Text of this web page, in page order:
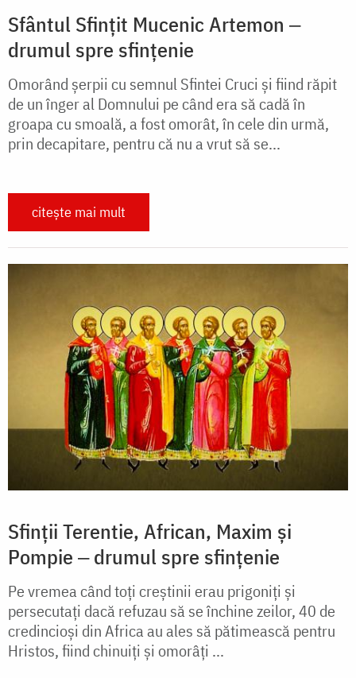
Sfântul Sfințit Mucenic Artemon ‒
drumul spre sfințenie
Omorând șerpii cu semnul Sfintei Cruci și fiind răpit
de un înger al Domnului pe când era să cadă în
groapa cu smoală, a fost omorât, în cele din urmă,
prin decapitare, pentru că nu a vrut să se...
citește mai mult
Sfinții Terentie, African, Maxim și
Pompie ‒ drumul spre sfințenie
Pe vremea când toți creștinii erau prigoniți și
persecutați dacă refuzau să se închine zeilor, 40 de
credincioși din Africa au ales să pătimească pentru
Hristos, fiind chinuiți și omorâți ...